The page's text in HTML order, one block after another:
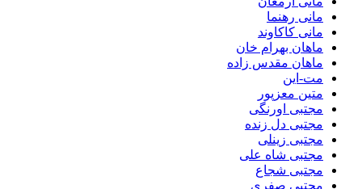
مانی رهنما
مانی کاکاوند
ماهان بهرام خان
ماهان مقدس زاده
مت-این
متین معزپور
مجتبی اورنگی
مجتبی دل زنده
مجتبی زینلی
مجتبی شاه علی
مجتبی شجاع
مجتبی صفری